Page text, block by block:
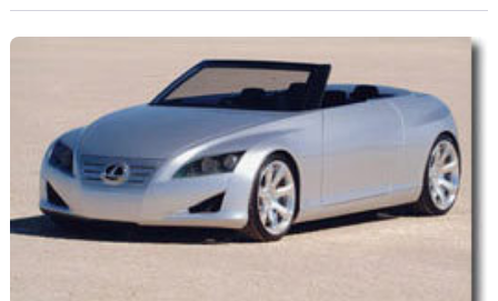
série limitée à